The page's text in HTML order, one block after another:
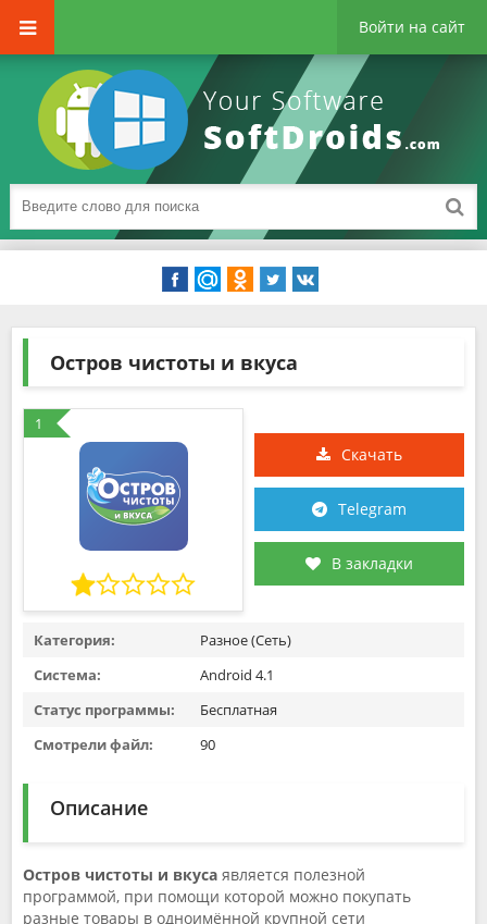
Войти на сайт
Остров чистоты и вкуса
1
Скачать
Telegram
В закладки
Категория:
Разное (Сеть)
Система:
Android 4.1
Статус программы:
Бесплатная
Смотрели файл:
90
Описание
Остров чистоты и вкуса является полезной
программой, при помощи которой можно покупать
разные товары в одноимённой крупной сети